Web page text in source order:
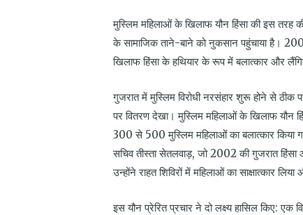
मुस्लिम महिलाओं के खिलाफ यौन हिंसा की इस तरह
के सामाजिक ताने-बाने को नुकसान पहुंचाया है।
खिलाफ हिंसा के हथियार के रूप में बलात्कार और
गुजरात में मुस्लिम विरोधी नरसंहार शुरू होने से
पर वितरण देखा। मुस्लिम महिलाओं के खिलाफ यौन
300 से 500 मुस्लिम महिलाओं का बलात्कार किया
सचिव तीस्ता सेतलवाड़, जो 2002 की गुजरात
उन्होंने राहत शिविरों में महिलाओं का साक्षात्कार
इस यौन प्रेरित प्रचार ने दो लक्ष्य हासिल किए: